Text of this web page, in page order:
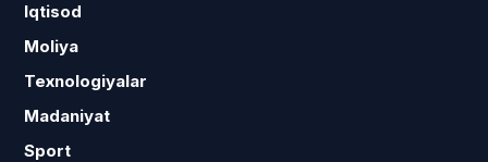
Iqtisod
Moliya
Texnologiyalar
Madaniyat
Sport